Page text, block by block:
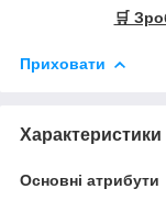
🛒
Приховати
Характеристики
Основні атрибути